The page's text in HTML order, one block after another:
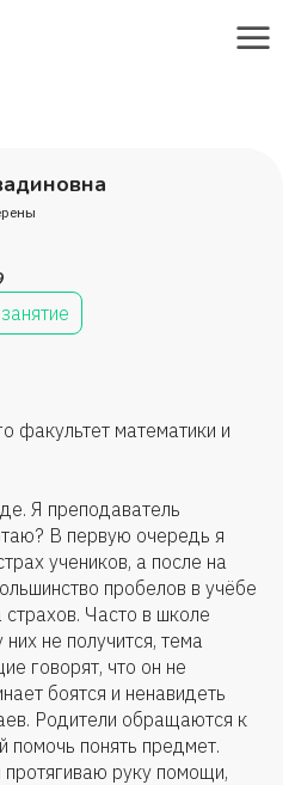
факультет математики и
Я преподаватель
В первую очередь я
учеников, а после на
пробелов в учёбе
Часто в школе
не получится, тема
говорят, что он не
боятся и ненавидеть
Родители обращаются к
помочь понять предмет.
руку помощи,